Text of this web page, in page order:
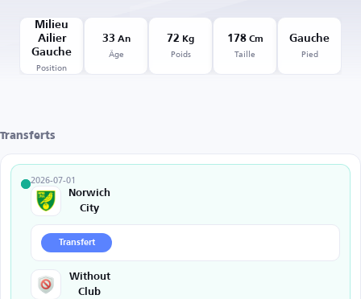
Milieu
Ailier
Gauche
Position
33 An
Âge
72 Kg
Poids
178Cm
Taille
Gauche
Pied
Transferts
2026-07-01
Norwich
City
Transfert
Without
Club